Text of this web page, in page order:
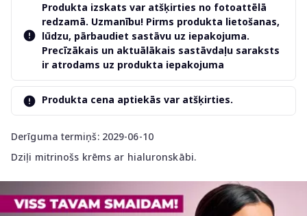
Derīguma termiņš: 2029-06-10
Dziļi mitrinošs krēms ar hialuronskābi.
Produkta izskats var atšķirties no fotoattēlā
redzamā. Uzmanību! Pirms produkta lietošanas,
lūdzu, pārbaudiet sastāvu uz iepakojuma.
Precīzākais un aktuālākais sastāvdaļu saraksts
ir atrodams uz produkta iepakojuma
Produkta cena aptiekās var atšķirties.